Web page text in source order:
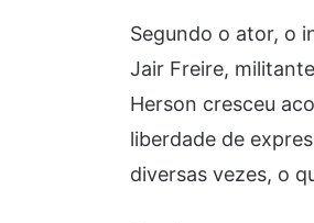
Segundo o ator, o
Jair Freire,
Herson cresceu
liberdade de
diversas vezes, o